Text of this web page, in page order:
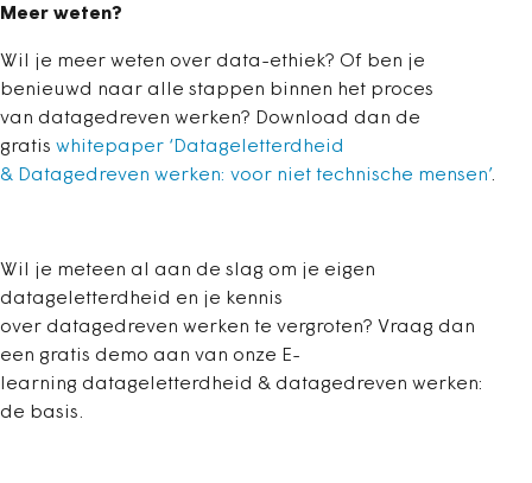
Meer weten?
Wil je meer weten over data-ethiek? Of ben je
benieuwd naar alle stappen binnen het proces
van datagedreven werken? Download dan de
gratis whitepaper ‘Datageletterdheid
& Datagedreven werken: voor niet technische mensen’.
Wil je meteen al aan de slag om je eigen
datageletterdheid en je kennis
over datagedreven werken te vergroten? Vraag dan
een gratis demo aan van onze E-
learning datageletterdheid & datagedreven werken:
de basis.